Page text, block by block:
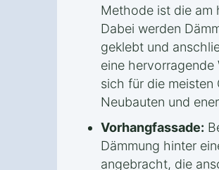
Methode ist die am
Dabei werden
geklebt und
eine hervorragende
sich für die meisten
Neubauten und
Vorhangfassade:
Dämmung hinter
angebracht, die